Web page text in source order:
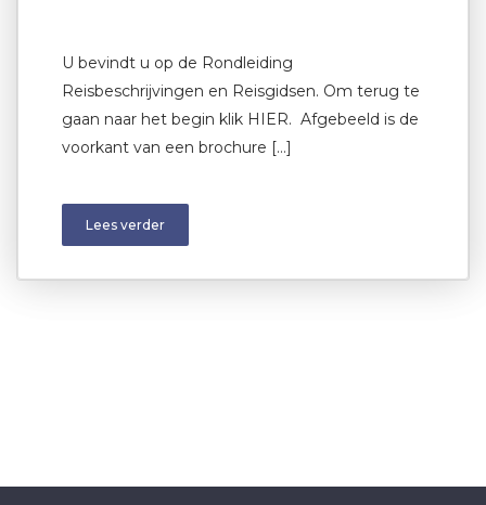
U bevindt u op de Rondleiding
Reisbeschrijvingen en Reisgidsen. Om terug te
gaan naar het begin klik HIER. Afgebeeld is de
voorkant van een brochure […]
Lees verder